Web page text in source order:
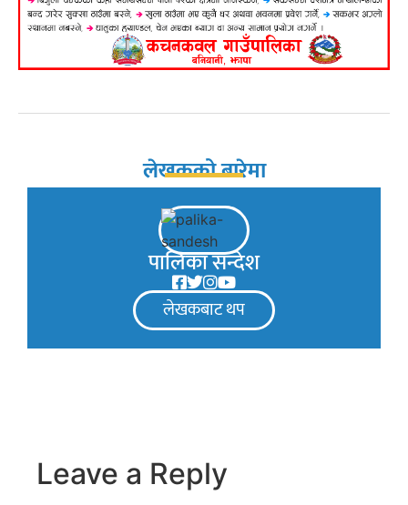
लेखकको बारेमा
पालिका सन्देश
लेखकबाट थप
Leave a Reply